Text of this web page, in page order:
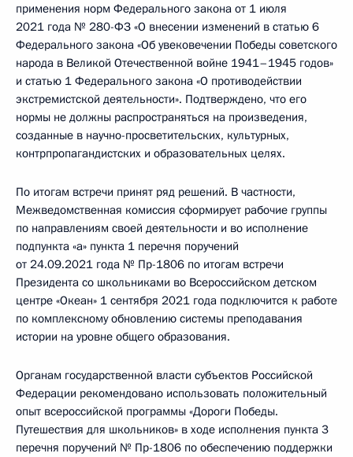
применения норм Федерального закона от 1 июля
2021 года № 280-ФЗ «О внесении изменений в статью 6
Федерального закона «Об увековечении Победы советского
народа в Великой Отечественной войне 1941–1945 годов»
и статью 1 Федерального закона «О противодействии
экстремистской деятельности». Подтверждено, что его
нормы не должны распространяться на произведения,
созданные в научно-просветительских, культурных,
контрпропагандистских и образовательных целях.
По итогам встречи принят ряд решений. В частности,
Межведомственная комиссия сформирует рабочие группы
по направлениям своей деятельности и во исполнение
подпункта «а» пункта 1 перечня поручений
от 24.09.2021 года № Пр-1806 по итогам встречи
Президента со школьниками во Всероссийском детском
центре «Океан» 1 сентября 2021 года подключится к работе
по комплексному обновлению системы преподавания
истории на уровне общего образования.
Органам государственной власти субъектов Российской
Федерации рекомендовано использовать положительный
опыт всероссийской программы «Дороги Победы.
Путешествия для школьников» в ходе исполнения пункта 3
перечня поручений № Пр-1806 по обеспечению поддержки